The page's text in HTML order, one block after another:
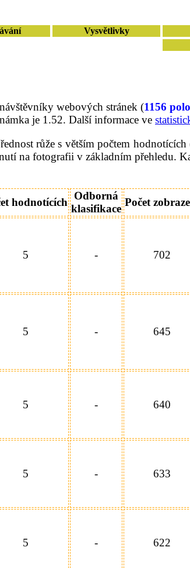
Vysvětlivky
webových stránek (1156
je 1.52. Další informace ve
růže s větším počtem
na fotografii v základním přehledu.
hodnotících
Odborná
klasifikace
Počet
5 - 702
5 - 645
5 - 640
5 - 633
5 - 622